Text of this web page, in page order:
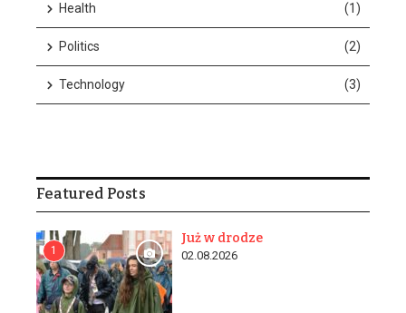
Health (1)
Politics (2)
Technology (3)
Featured Posts
1
Już w drodze
02.08.2026